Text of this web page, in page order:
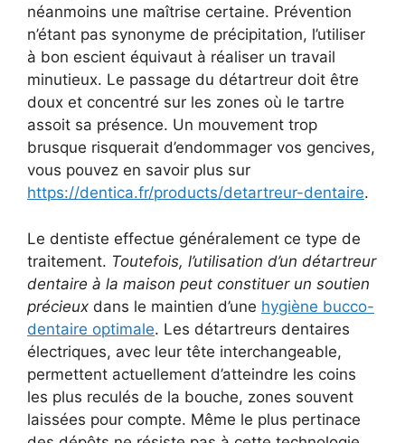
néanmoins une maîtrise certaine. Prévention
n’étant pas synonyme de précipitation, l’utiliser
à bon escient équivaut à réaliser un travail
minutieux. Le passage du détartreur doit être
doux et concentré sur les zones où le tartre
assoit sa présence. Un mouvement trop
brusque risquerait d’endommager vos gencives,
vous pouvez en savoir plus sur
https://dentica.fr/products/detartreur-dentaire.
Le dentiste effectue généralement ce type de
traitement. Toutefois, l’utilisation d’un détartreur
dentaire à la maison peut constituer un soutien
précieux dans le maintien d’une hygiène bucco-
dentaire optimale. Les détartreurs dentaires
électriques, avec leur tête interchangeable,
permettent actuellement d’atteindre les coins
les plus reculés de la bouche, zones souvent
laissées pour compte. Même le plus pertinace